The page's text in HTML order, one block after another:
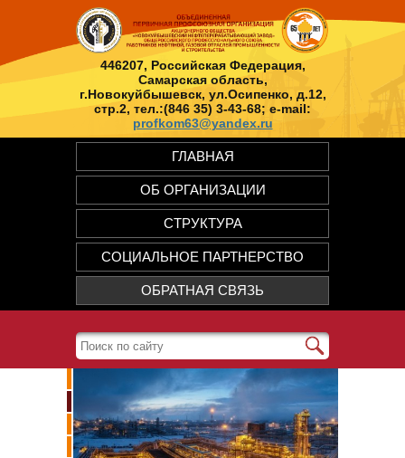
446207, Российская Федерация,
Самарская область,
г.Новокуйбышевск, ул.Осипенко, д.12,
стр.2, тел.:(846 35) 3-43-68; e-mail:
profkom63@yandex.ru
ГЛАВНАЯ
ОБ ОРГАНИЗАЦИИ
СТРУКТУРА
СОЦИАЛЬНОЕ ПАРТНЕРСТВО
ОБРАТНАЯ СВЯЗЬ